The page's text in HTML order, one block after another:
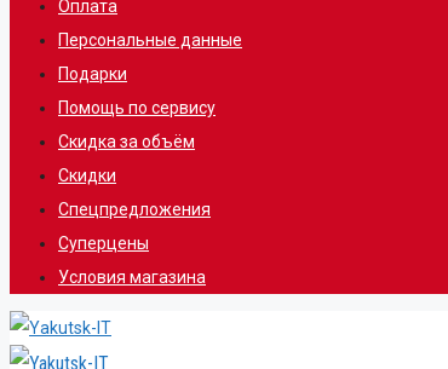
Оплата
Персональные данные
Подарки
Помощь по сервису
Скидка за объём
Скидки
Спецпредложения
Суперцены
Условия магазина